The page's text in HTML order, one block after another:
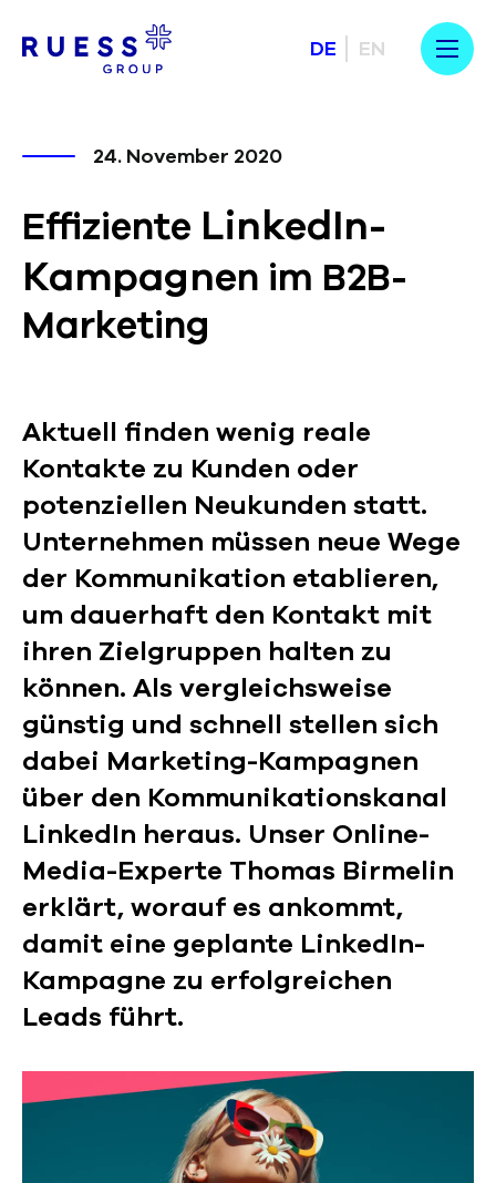
DE EN
24. November 2020
Effiziente LinkedIn-
Kampagnen im B2B-
Marketing
Aktuell finden wenig reale
Kontakte zu Kunden oder
potenziellen Neukunden statt.
Unternehmen müssen neue Wege
der Kommunikation etablieren,
um dauerhaft den Kontakt mit
ihren Zielgruppen halten zu
können. Als vergleichsweise
günstig und schnell stellen sich
dabei Marketing-Kampagnen
über den Kommunikationskanal
LinkedIn heraus. Unser Online-
Media-Experte Thomas Birmelin
erklärt, worauf es ankommt,
damit eine geplante LinkedIn-
Kampagne zu erfolgreichen
Leads führt.